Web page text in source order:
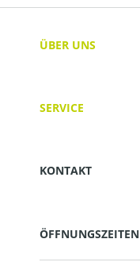
ÜBER UNS
SERVICE
KONTAKT
ÖFFNUNGSZEITEN